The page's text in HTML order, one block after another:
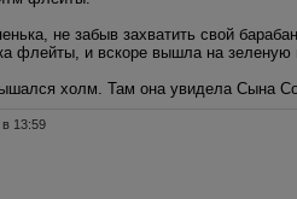
не забыв захватить свой
флейты, и вскоре вышла на
холм. Там она увидела Сына
в 13:59